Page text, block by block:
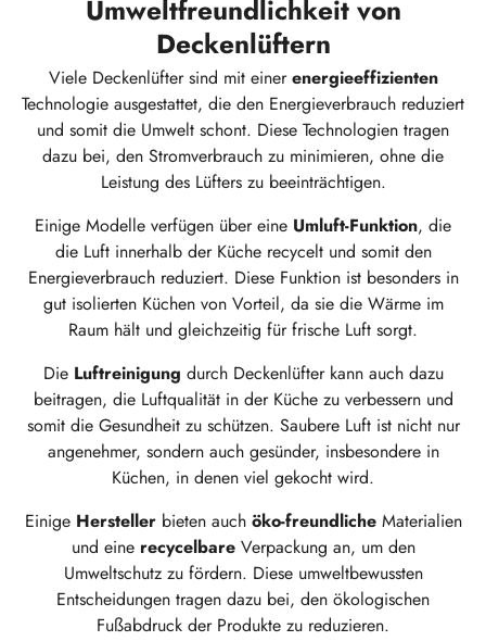
Umweltfreundlichkeit von
Deckenlüftern
Viele Deckenlüfter sind mit einerenergieeffizienten
Technologie ausgestattet, die den Energieverbrauch reduziert
und somit die Umwelt schont. Diese Technologien tragen
dazu bei, den Stromverbrauch zu minimieren, ohne die
Leistung des Lüfters zu beeinträchtigen.
Einige Modelle verfügen über eine Umluft-Funktion, die
die Luft innerhalb der Küche recycelt und somit den
Energieverbrauch reduziert. Diese Funktion ist besonders in
gut isolierten Küchen von Vorteil, da sie die Wärme im
Raum hält und gleichzeitig für frische Luft sorgt.
Die Luftreinigung durch Deckenlüfter kann auch dazu
beitragen, die Luftqualität in der Küche zu verbessern und
somit die Gesundheit zu schützen. Saubere Luft ist nicht nur
angenehmer, sondern auch gesünder, insbesondere in
Küchen, in denen viel gekocht wird.
Einige Herstellerbieten auch öko-freundlicheMaterialien
und eine recycelbareVerpackung an, um den
Umweltschutz zu fördern. Diese umweltbewussten
Entscheidungen tragen dazu bei, den ökologischen
Fußabdruck der Produkte zu reduzieren.